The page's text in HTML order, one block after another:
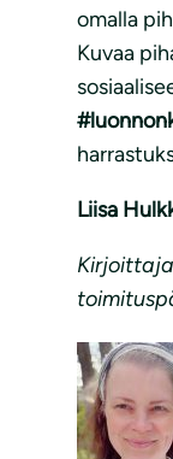
omalla
Kuvaa
Liisa